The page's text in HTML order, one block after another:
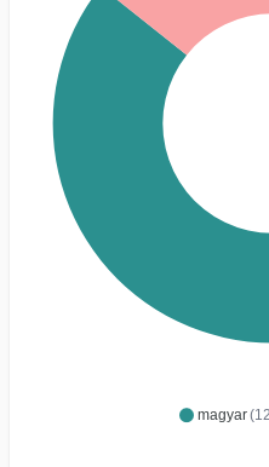
magyar